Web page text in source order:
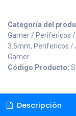
Categoría del
Gamer / Perifericos
3.5mm, Perifericos /
Gamer
Código Producto:
Descripción